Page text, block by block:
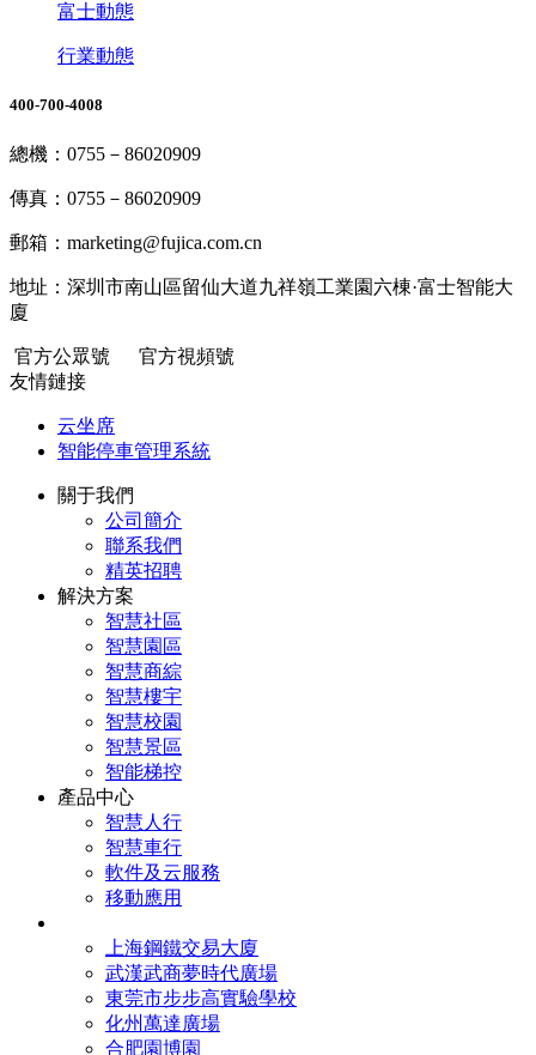
富士動態
行業動態
400-700-4008
總機：0755－86020909
傳真：0755－86020909
郵箱：marketing@fujica.com.cn
地址：深圳市南山區留仙大道九祥嶺工業園六棟·富士智能大
廈
官方公眾號
官方視頻號
友情鏈接
云坐席
智能停車管理系統
關于我們
公司簡介
聯系我們
精英招聘
解決方案
智慧社區
智慧園區
智慧商綜
智慧樓宇
智慧校園
智慧景區
智能梯控
產品中心
智慧人行
智慧車行
軟件及云服務
移動應用
上海鋼鐵交易大廈
武漢武商夢時代廣場
東莞市步步高實驗學校
化州萬達廣場
合肥園博園